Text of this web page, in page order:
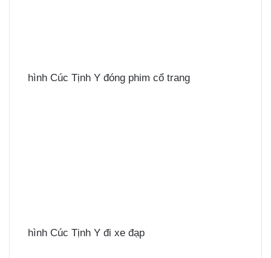
hình Cúc Tịnh Y đóng phim cổ trang
hình Cúc Tịnh Y đi xe đạp